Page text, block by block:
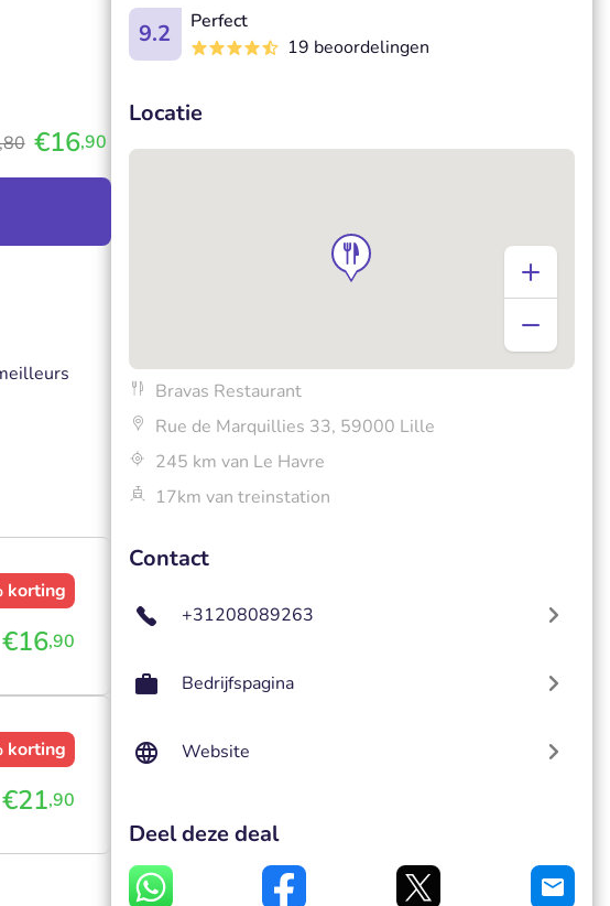
€16,90
korting
€16,90
korting
€21,90
9.2
Perfect
19 beoordelingen
Locatie
Bravas Restaurant
Rue de Marquillies 33, 59000 Lille
245 km van Le Havre
17km van treinstation
Contact
+31208089263
Bedrijfspagina
Website
Deel deze deal